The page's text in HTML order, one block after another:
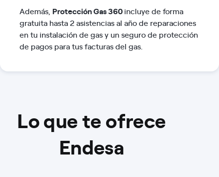
Además, Protección Gas 360incluye de forma
gratuita hasta 2 asistencias al año de reparaciones
en tu instalación de gas y un seguro de protección
de pagos para tus facturas del gas.
Lo que te ofrece
Endesa